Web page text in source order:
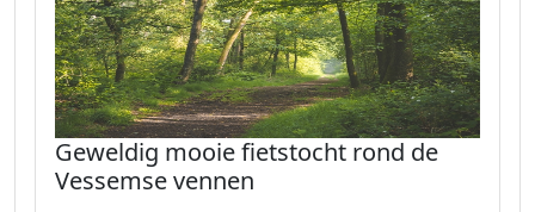
Geweldig mooie fietstocht rond de
Vessemse vennen